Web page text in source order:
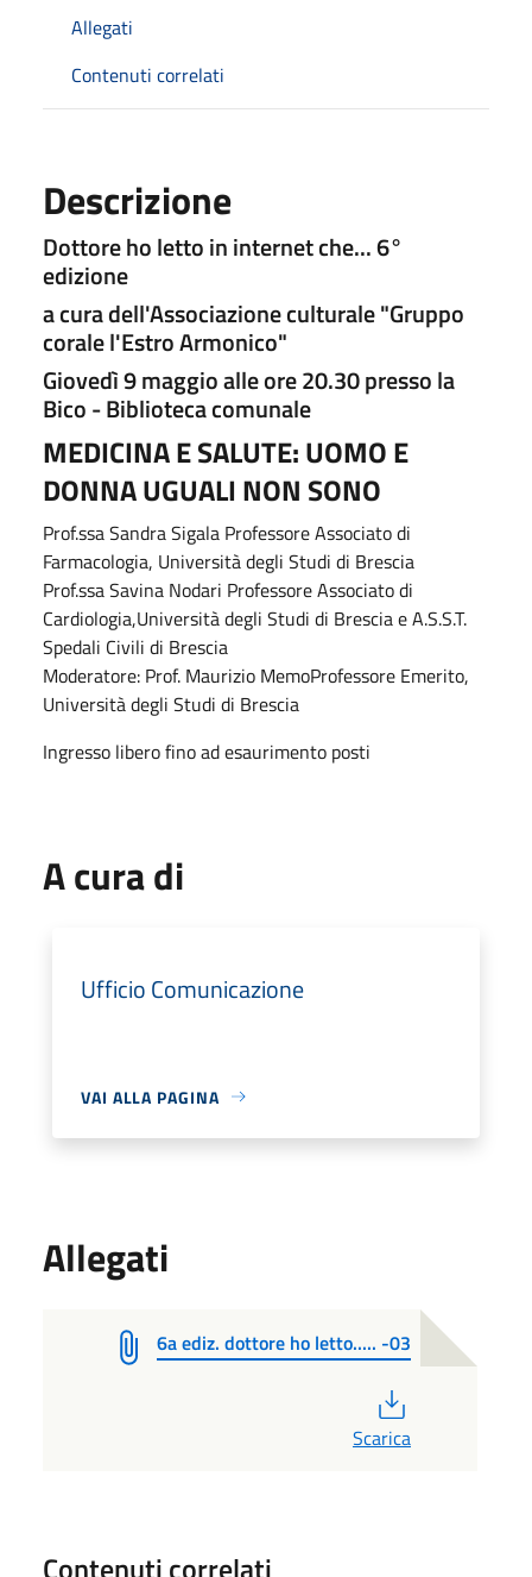
Allegati
Contenuti correlati
Descrizione
Dottore ho letto in internet che... 6°
edizione
a cura dell'Associazione culturale "Gruppo
corale l'Estro Armonico"
Giovedì 9 maggio alle ore 20.30 presso la
Bico - Biblioteca comunale
MEDICINA E SALUTE: UOMO E
DONNA UGUALI NON SONO
Prof.ssa Sandra Sigala Professore Associato di
Farmacologia, Università degli Studi di Brescia
Prof.ssa Savina Nodari Professore Associato di
Cardiologia,Università degli Studi di Brescia e A.S.S.T.
Spedali Civili di Brescia
Moderatore: Prof. Maurizio MemoProfessore Emerito,
Università degli Studi di Brescia
Ingresso libero fino ad esaurimento posti
A cura di
Ufficio Comunicazione
VAI ALLA PAGINA
Allegati
6a ediz. dottore ho letto..... -03
Scarica
Contenuti correlati